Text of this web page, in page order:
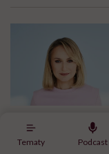
Tematy Podcast